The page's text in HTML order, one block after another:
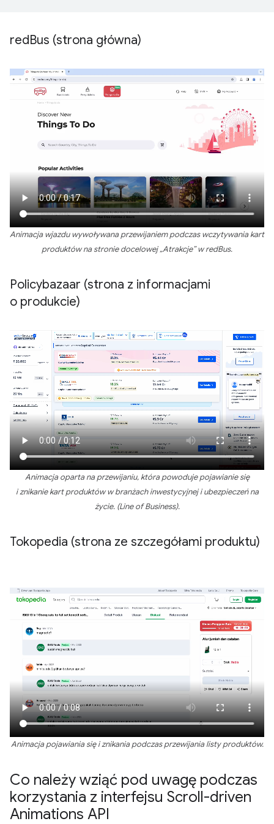
redBus (strona główna)
Animacja wjazdu wywoływana przewijaniem podczas wczytywania kart
produktów na stronie docelowej „Atrakcje” w redBus.
Policybazaar (strona z informacjami
o produkcie)
Animacja oparta na przewijaniu, która powoduje pojawianie się
i znikanie kart produktów w branżach inwestycyjnej i ubezpieczeń na
życie. (Line of Business).
Tokopedia (strona ze szczegółami produktu)
Animacja pojawiania się i znikania podczas przewijania listy produktów.
Co należy wziąć pod uwagę podczas
korzystania z interfejsu Scroll-driven
Animations API